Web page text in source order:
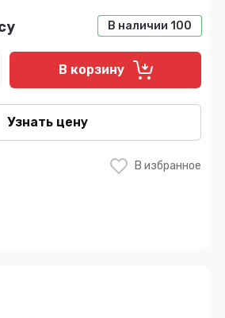
В наличии 100
В корзину
Узнать цену
В избранное